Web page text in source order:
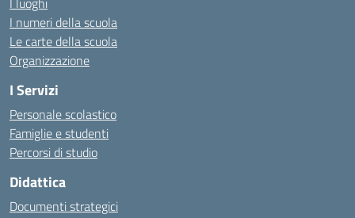
I numeri della scuola
Le carte della scuola
Organizzazione
I Servizi
Personale scolastico
Famiglie e studenti
Percorsi di studio
Didattica
Documenti strategici